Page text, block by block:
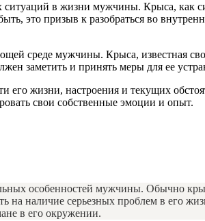
ситуаций в жизни мужчины. Крыса, как
это призыв к разобраться во
среде мужчины. Крыса, известная
заметить и принять меры для ее
жизни, настроения и текущих
свои собственные эмоции и опыт.
особенностей мужчины. Обычно
наличие серьезных проблем в его
в его окружении.